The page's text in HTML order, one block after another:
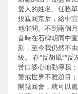
愛人的姓名、任務
投親回京后，給中
地催問。不到兩個
昔時在石碑胡同中
刻，至今我仍然不
級。 在“反胡風”“
苦口婆心地勸導我
警戒世界不雅題目
開幾回會，就可以